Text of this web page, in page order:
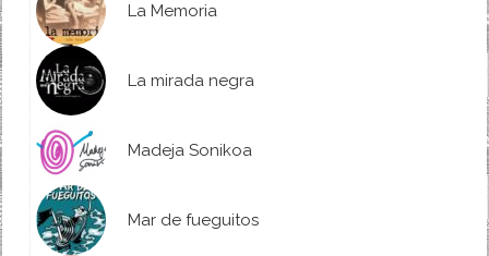
La Memoria
La mirada negra
Madeja Sonikoa
Mar de fueguitos